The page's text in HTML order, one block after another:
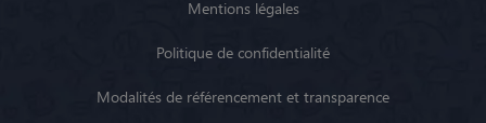
Mentions légales
Politique de confidentialité
Modalités de référencement et transparence